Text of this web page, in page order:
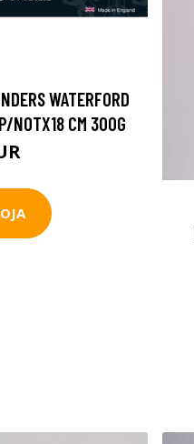
WATERFORD
NOTX18 CM 300G